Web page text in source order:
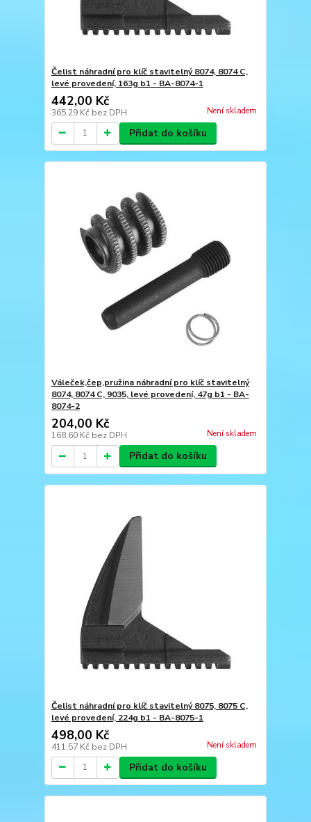
Čelist náhradní pro klíč stavitelný 8074, 8074 C,
levé provedení, 163g b1 - BA-8074-1
442,00 Kč
365,29 Kč bez DPH Není skladem
Přidat do košíku
Váleček,čep,pružina náhradní pro klíč stavitelný
8074, 8074 C, 9035, levé provedení, 47g b1 - BA-
8074-2
204,00 Kč
168,60 Kč bez DPH Není skladem
Přidat do košíku
Čelist náhradní pro klíč stavitelný 8075, 8075 C,
levé provedení, 224g b1 - BA-8075-1
498,00 Kč
411,57 Kč bez DPH Není skladem
Přidat do košíku